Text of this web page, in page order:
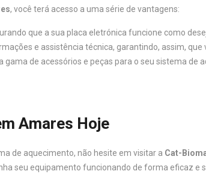
, você terá acesso a uma série de vantagens:
que a sua placa eletrónica funcione como
e assistência técnica, garantindo, assim,
de acessórios e peças para o seu sistema de
Amares Hoje
de aquecimento, não hesite em visitar a Cat-
seu equipamento funcionando de forma eficaz e